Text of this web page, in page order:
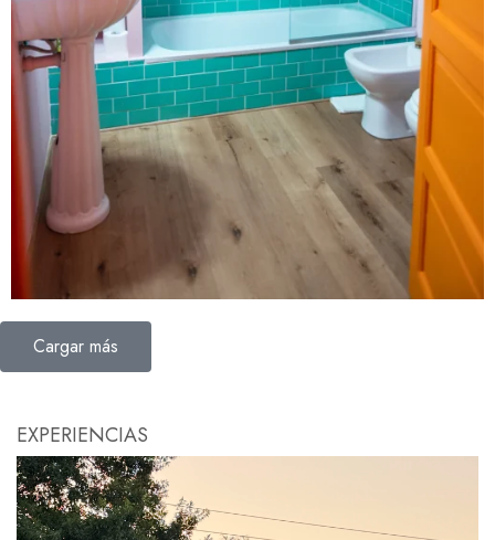
Cargar más
EXPERIENCIAS